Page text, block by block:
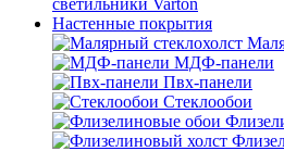
светильники Varton
Настенные покрытия
МДФ-панели
Пвх-панели
Стеклообои